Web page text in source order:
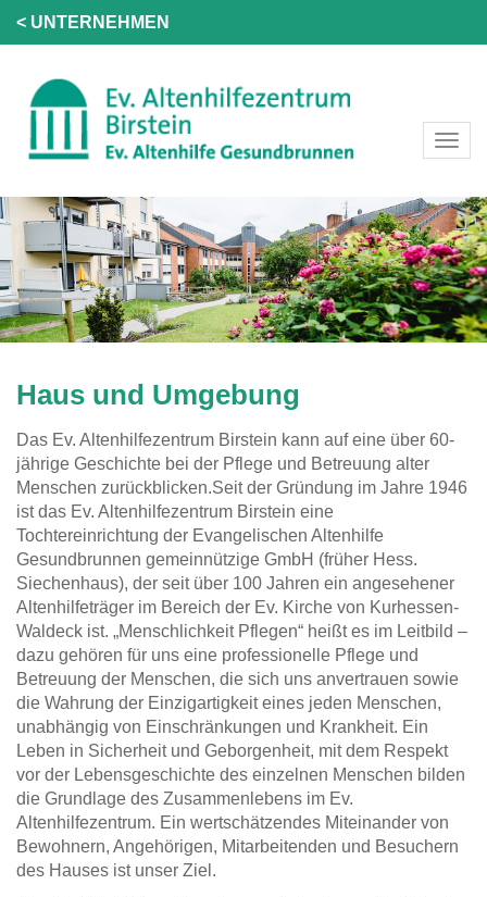
< UNTERNEHMEN
Haus und Umgebung
Das Ev. Altenhilfezentrum Birstein kann auf eine über 60-
jährige Geschichte bei der Pflege und Betreuung alter
Menschen zurückblicken.Seit der Gründung im Jahre 1946
ist das Ev. Altenhilfezentrum Birstein eine
Tochtereinrichtung der Evangelischen Altenhilfe
Gesundbrunnen gemeinnützige GmbH (früher Hess.
Siechenhaus), der seit über 100 Jahren ein angesehener
Altenhilfeträger im Bereich der Ev. Kirche von Kurhessen-
Waldeck ist. „Menschlichkeit Pflegen“ heißt es im Leitbild –
dazu gehören für uns eine professionelle Pflege und
Betreuung der Menschen, die sich uns anvertrauen sowie
die Wahrung der Einzigartigkeit eines jeden Menschen,
unabhängig von Einschränkungen und Krankheit. Ein
Leben in Sicherheit und Geborgenheit, mit dem Respekt
vor der Lebensgeschichte des einzelnen Menschen bilden
die Grundlage des Zusammenlebens im Ev.
Altenhilfezentrum. Ein wertschätzendes Miteinander von
Bewohnern, Angehörigen, Mitarbeitenden und Besuchern
des Hauses ist unser Ziel.